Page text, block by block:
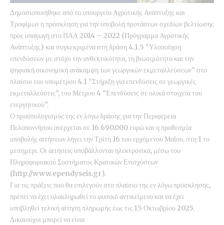
Δημοσιοποιήθηκε από το υπουργείο Αγροτικής Ανάπτυξης και
Τροφίμων η πρόσκληση για την υποβολή προτάσεων σχεδίων βελτίωσης
προς υπαγωγή στο ΠΑΑ 2014 – 2022 (Πρόγραμμα Αγροτικής
Ανάπτυξης) και συγκεκριμένα στη δράση 4.1.5 “Υλοποίηση
επενδύσεων με στόχο την ανθεκτικότητα, τη βιωσιμότητα και την
ψηφιακή οικονομική ανάκαμψη των γεωργικών εκμεταλλεύσεων” στο
πλαίσιο του υπομέτρου 4.1 “Στήριξη για επενδύσεις σε γεωργικές
εκμεταλλεύσεις”, του Μέτρου 4 “Επενδύσεις σε υλικά στοιχεία του
ενεργητικού”.
Ο προϋπολογισμός της εν λόγω δράσης για την Περιφέρεια
Πελοποννήσου ανέρχεται σε 16.690.000 ευρώ και η προθεσμία
υποβολής αιτήσεων λήγει την Τρίτη 16 του ερχόμενου Μαΐου, στη 1 το
μεσημέρι. Οι αιτήσεις υποβάλλονται ηλεκτρονικά, μέσω του
Πληροφοριακού Συστήματος Κρατικών Ενισχύσεων
(http://www.ependyseis.gr).
Για τις πράξεις που θα επιλεγούν στο πλαίσιο της εν λόγω πρόσκλησης,
πρέπει να έχει ολοκληρωθεί το φυσικό αντικείμενο και να έχει
υποβληθεί τελική αίτηση πληρωμής έως τις 15 Οκτωβρίου 2025.
Δικαιούχοι μπορεί να είναι